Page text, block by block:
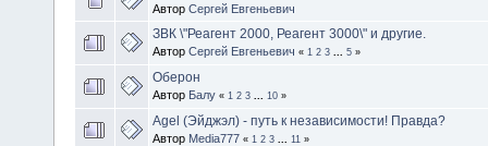
Автор Сергей Евгеньевич
ЗВК \"Реагент 2000, Реагент 3000\" и другие.
Автор Сергей Евгеньевич « 1 2 3 5 »
Оберон
Автор Балу « 1 2 3 10 »
Agel (Эйджэл) - путь к независимости! Правда?
Автор Media777 « 1 2 3 11 »